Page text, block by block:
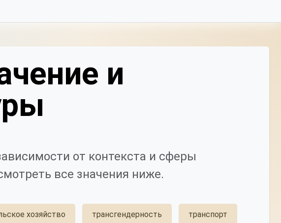
и
от контекста и сферы
все значения ниже.
хозяйство трансгендерность транспорт